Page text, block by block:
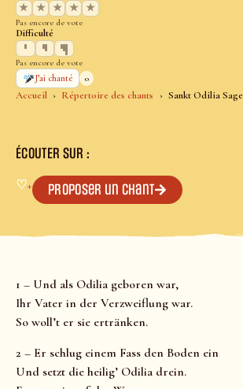
Accueil Répertoire des chants Sankt Odilia Sage
★
★ ★ ★ ★
Pas encore de vote
Difficulté
Pas encore de vote
J’ai chanté
0
ÉCOUTER SUR :
♡+ Proposer un chant
1 – Und als Odilia geboren war,
Ihr Vater in der Verzweiflung war.
So woll’t er sie ertränken.
2 – Er schlug einem Fass den Boden ein
Und setzt die heilig’ Odilia drein.